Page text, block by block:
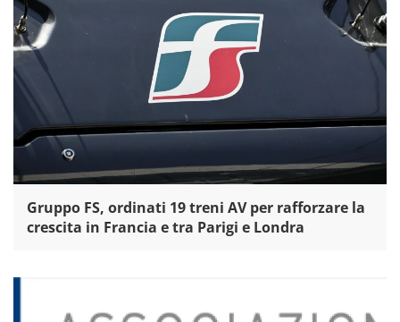
Gruppo FS, ordinati 19 treni AV per rafforzare la
crescita in Francia e tra Parigi e Londra